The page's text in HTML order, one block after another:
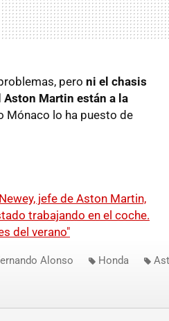
pero ni el chasis
Martin están a la
Mónaco lo ha puesto de
jefe de Aston Martin,
trabajando en el coche.
del verano"
Alonso Honda